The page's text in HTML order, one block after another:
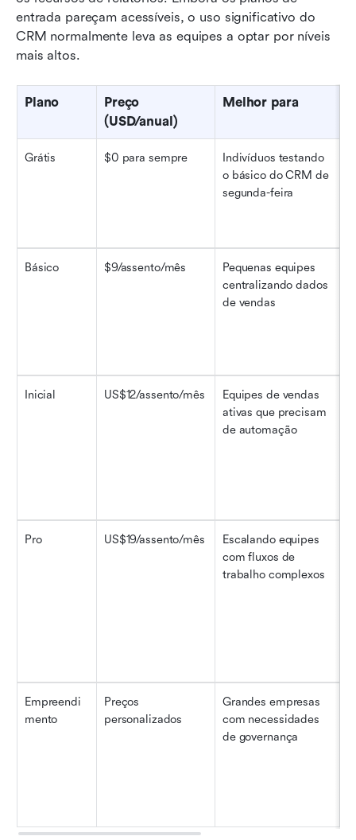
entrada pareçam acessíveis, o uso significativo do
CRM normalmente leva as equipes a optar por níveis
mais altos.
Plano
Preço
(USD/anual)
Melhor para
Grátis $0 para sempre
Indivíduos testando
o básico do CRM de
segunda-feira
Básico $9/assento/mês
Pequenas equipes
centralizando dados
de vendas
Inicial US$12/assento/mês
Equipes de vendas
ativas que precisam
de automação
Pro US$19/assento/mês
Escalando equipes
com fluxos de
trabalho complexos
Empreendi
mento
Preços
personalizados
Grandes empresas
com necessidades
de governança